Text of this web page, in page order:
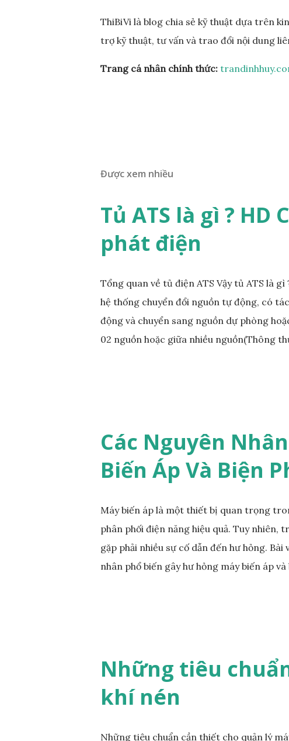
ThiBiVi là blog chia sẻ kỹ thuật dựa trên
trợ kỹ thuật, tư vấn và trao đổi nội dung
Trang cá nhân chính thức:
Được xem nhiều
Tủ ATS là gì ?
phát điện
Tổng quan về tủ điện ATS Vậy tủ ATS là
hệ thống chuyển đổi nguồn tự động, có
động và chuyển sang nguồn dự phòng
02 nguồn hoặc giữa nhiều nguồn(Thông
máy điện cũng có sử dụng tủ ATS. Các
hoặc nhà máy điện không đề cập trong
Ngoài ra, tủ chuyển đổi nguồn tự động
Các Nguyên
Biến Áp Và Biện
Máy biến áp là một thiết bị quan trọng
phân phối điện năng hiệu quả. Tuy
gặp phải nhiều sự cố dẫn đến hư hỏng.
nhân phổ biến gây hư hỏng máy biến áp
khi phát hiện quá tải. Sự cố cách điện Các
hỏng do điều kiện môi trường như độ ẩm,
giảm, nguy cơ ngắn mạch và hư hỏng
Những tiêu
khí nén
Những tiêu chuẩn cần thiết cho quản lý